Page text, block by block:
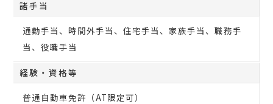
諸手当
通勤手当、時間外手当、住宅手当、家族手当、職務手
当、役職手当
経験・資格等
普通自動車免許（AT限定可）